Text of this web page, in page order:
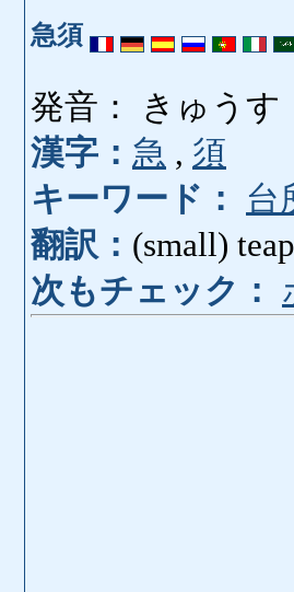
急須
発音： きゅうす
漢字： 急 , 須
キーワード：
台
翻訳： (small)
次もチェック：